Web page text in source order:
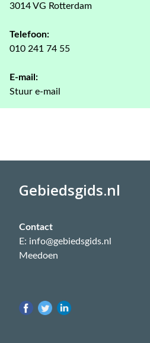
3014 VG Rotterdam
Telefoon:
010 241 74 55
E-mail:
Stuur e-mail
Gebiedsgids.nl
Contact
E: info@gebiedsgids.nl
Meedoen